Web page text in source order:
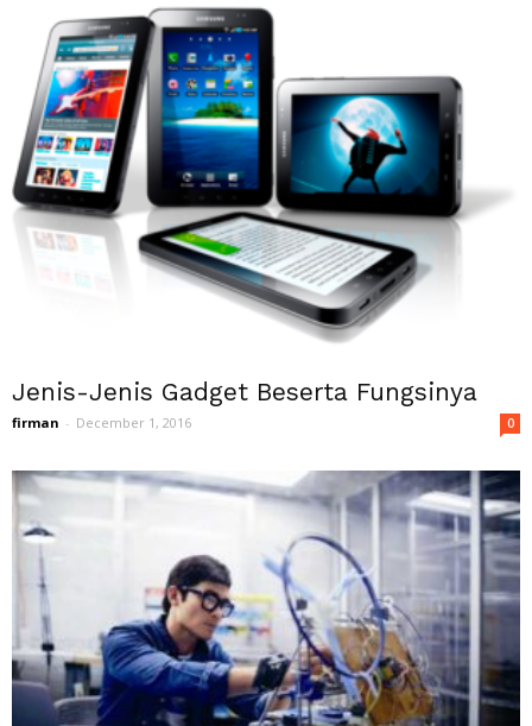
Jenis-Jenis Gadget Beserta Fungsinya
firman - December 1, 2016 0